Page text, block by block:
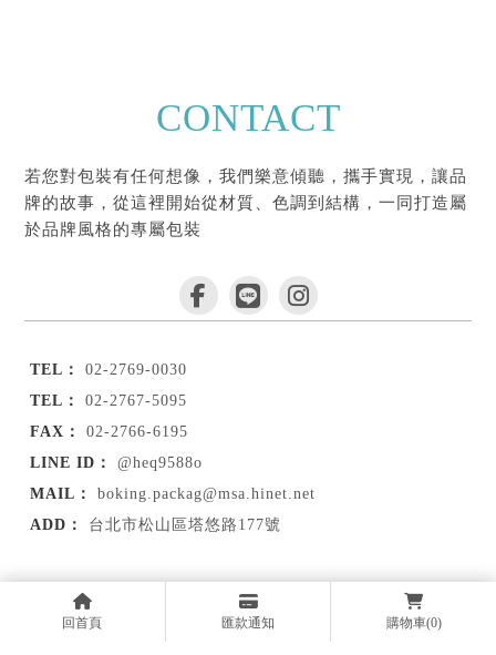
回首頁 匯款通知 購物車(0)
CONTACT
若您對包裝有任何想像，我們樂意傾聽，攜手實現，讓品
牌的故事，從這裡開始從材質、色調到結構，一同打造屬
於品牌風格的專屬包裝
@heq9588o
02-2769-0030
02-2767-5095
02-2766-6195
boking.packag@msa.hinet.net
台北市松山區塔悠路177號
首頁 線上商城